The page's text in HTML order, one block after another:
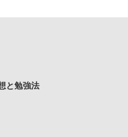
と勉強法